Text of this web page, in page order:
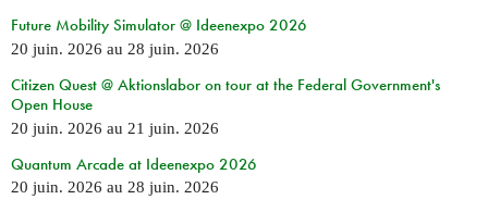
Future Mobility Simulator @ Ideenexpo 2026
20 juin. 2026 au 28 juin. 2026
Citizen Quest @ Aktionslabor on tour at the Federal Government's
Open House
20 juin. 2026 au 21 juin. 2026
Quantum Arcade at Ideenexpo 2026
20 juin. 2026 au 28 juin. 2026